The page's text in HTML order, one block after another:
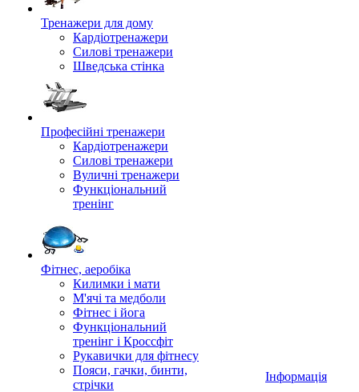
Тренажери для дому
Кардіотренажери
Силові тренажери
Шведська стінка
Професійні тренажери
Кардіотренажери
Силові тренажери
Вуличні тренажери
Функціональний
тренінг
Фітнес, аеробіка
Килимки і мати
М'ячі та медболи
Фітнес і йога
Функціональний
тренінг і Кроссфіт
Рукавички для фітнесу
Пояси, гачки, бинти,
стрічки
Інформація